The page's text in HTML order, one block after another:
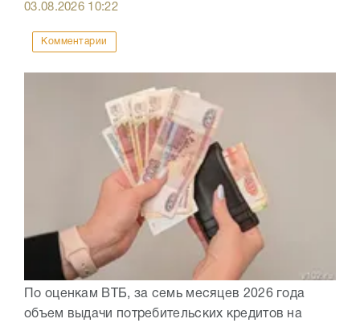
03.08.2026 10:22
Комментарии
По оценкам ВТБ, за семь месяцев 2026 года
объем выдачи потребительских кредитов на